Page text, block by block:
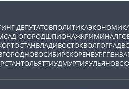
ДЕПУТАТОВПОЛИТИКА
САД-ОГОРОДШПИОНАЖКРИМИНАЛ
ВЛАДИВОСТОКВОЛГОГРАД
НОВОСИБИРСКОРЕНБУРГПЕНЗА
ТОЛЬЯТТИУДМУРТИЯУЛЬЯНОВСК